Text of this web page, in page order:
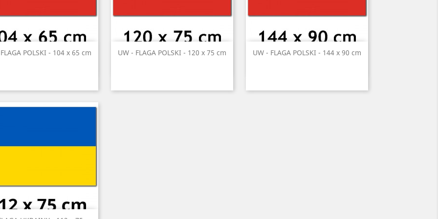
POLSKI - 104 x 65 cm
Szybki podgląd UW - FLAGA POLSKI - 120 x 75 cm
Szybki podgląd UW - FLAGA POLSKI - 144 x 90 cm
Szybki podgląd